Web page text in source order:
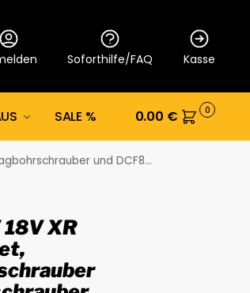
Soforthilfe/FAQ Kasse
SALE % 0.00 € 0
2 x 4Ah Batterien, Ladegerät und Koffer
XR